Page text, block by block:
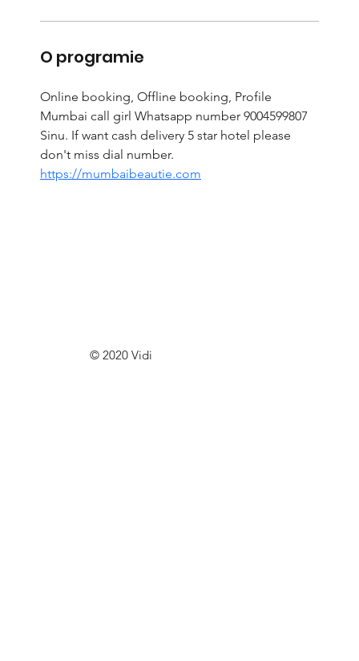
O programie
Online booking, Offline booking, Profile
Mumbai call girl Whatsapp number 9004599807
Sinu. If want cash delivery 5 star hotel please
don't miss dial number.
https://mumbaibeautie.com
© 2020 Vidi